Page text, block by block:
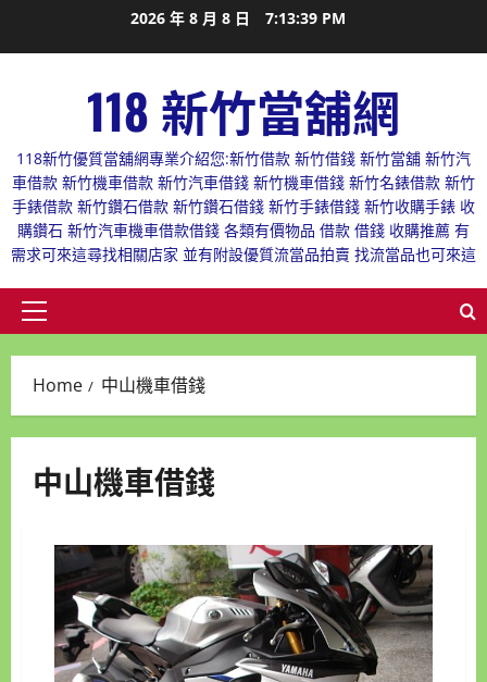
2026 年 8 月 8 日 7:13:39 PM
118 新竹當舖網
118新竹優質當舖網專業介紹您:新竹借款 新竹借錢 新竹當舖 新竹汽
車借款 新竹機車借款 新竹汽車借錢 新竹機車借錢 新竹名錶借款 新竹
手錶借款 新竹鑽石借款 新竹鑽石借錢 新竹手錶借錢 新竹收購手錶 收
購鑽石 新竹汽車機車借款借錢 各類有價物品 借款 借錢 收購推薦 有
需求可來這尋找相關店家 並有附設優質流當品拍賣 找流當品也可來這
Primary
Home 中山機車借錢
中山機車借錢